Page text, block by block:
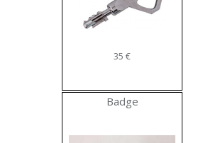
35 €
Badge